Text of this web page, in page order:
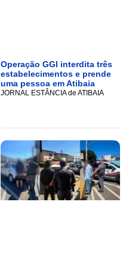
Operação GGI interdita três
estabelecimentos e prende
uma pessoa em Atibaia
JORNAL ESTÂNCIA de ATIBAIA